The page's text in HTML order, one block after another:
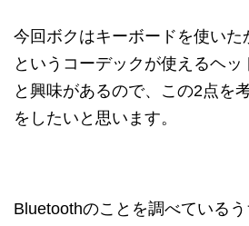
今回ボクはキーボードを使いた
というコーデックが使えるヘッ
と興味があるので、この2点を
をしたいと思います。
Bluetoothのことを調べている